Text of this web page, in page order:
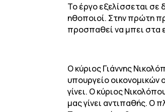
Το έργο εξελίσσεται σε
ηθοποιοί. Στην πρώτη
προσπαθεί να μπει στα
Ο κύριος Γιάννης
υπουργείο οικονομικών
γίνει. Ο κύριος
μας γίνει αντιπαθής. Ο